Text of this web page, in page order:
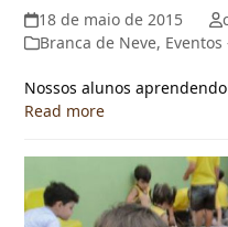
18 de maio de 2015
Branca de Neve,
Nossos alunos
Read more